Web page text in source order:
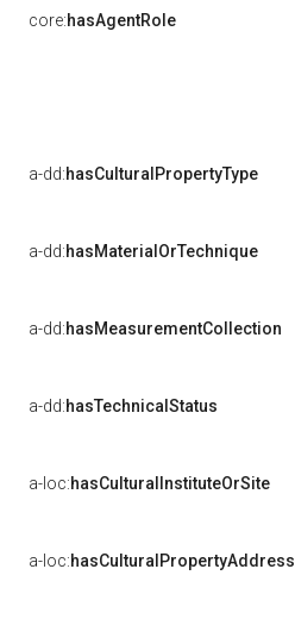
core:hasAgentRole
a-dd:hasCulturalPropertyType
a-dd:hasMaterialOrTechnique
a-dd:hasMeasurementCollection
a-dd:hasTechnicalStatus
a-loc:hasCulturalInstituteOrSite
a-loc:hasCulturalPropertyAddress